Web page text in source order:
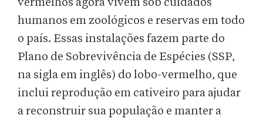
vermelhos agora vivem sob cuidados
humanos em zoológicos e reservas em todo
o país. Essas instalações fazem parte do
Plano de Sobrevivência de Espécies (SSP,
na sigla em inglês) do lobo-vermelho, que
inclui reprodução em cativeiro para ajudar
a reconstruir sua população e manter a